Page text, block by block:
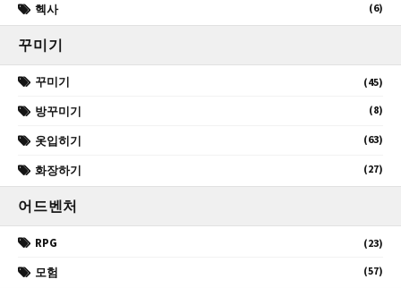
헥사 (6)
꾸미기
꾸미기 (45)
방꾸미기 (8)
옷입히기 (63)
화장하기 (27)
어드벤처
RPG (23)
모험 (57)